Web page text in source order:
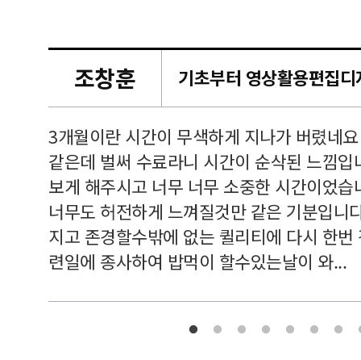
조창훈
3개월이란 시간이 무색하게 지나가 버렸네
같은데 벌써 수료라니 시간이 순삭된 느낌
보게 해주시고 너무 너무 소중한 시간이었
너무도 허전하게 느껴질것만 같은 기분입니
지고 존경할수밖에 없는 퀼리티에 다시 한
련일에 종사하여 밥먹이 할수있는날이 와...